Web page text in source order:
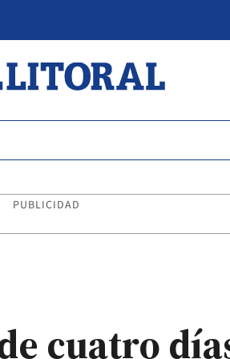
PUBLICIDAD
cuatro